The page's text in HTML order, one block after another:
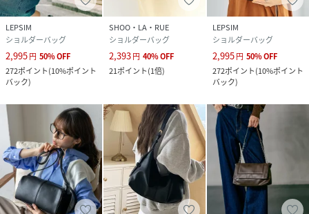
LEPSIM
ショルダーバッグ
2,995円 50%OFF
272ポイント(10%ポイント
バック)
SHOO・LA・RUE
ショルダーバッグ
2,393円 40%OFF
21ポイント(1倍)
LEPSIM
ショルダーバッグ
2,995円 50%OFF
272ポイント(10%ポイント
バック)